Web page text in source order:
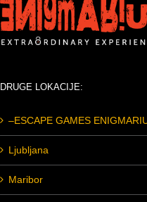
DRUGE LOKACIJE:
–ESCAPE GAMES
Ljubljana
Maribor